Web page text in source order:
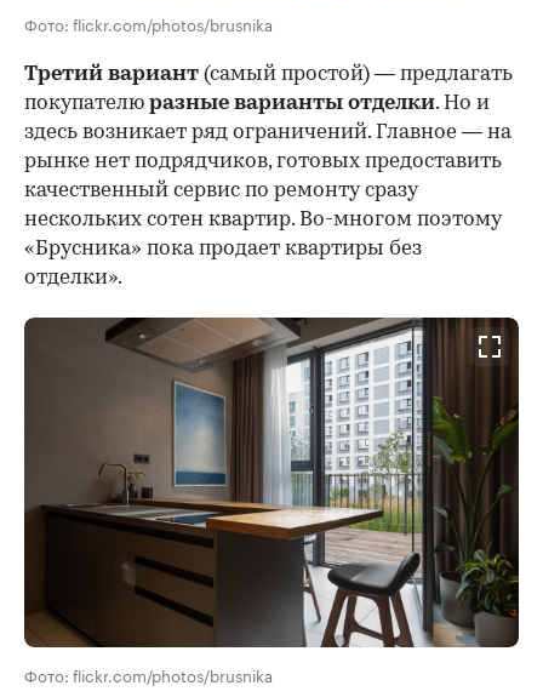
Фото: flickr.com/photos/brusnika
Третий вариант (самый простой) — предлагать
покупателю разные варианты отделки. Но и
здесь возникает ряд ограничений. Главное — на
рынке нет подрядчиков, готовых предоставить
качественный сервис по ремонту сразу
нескольких сотен квартир. Во-многом поэтому
«Брусника» пока продает квартиры без
отделки».
Фото: flickr.com/photos/brusnika